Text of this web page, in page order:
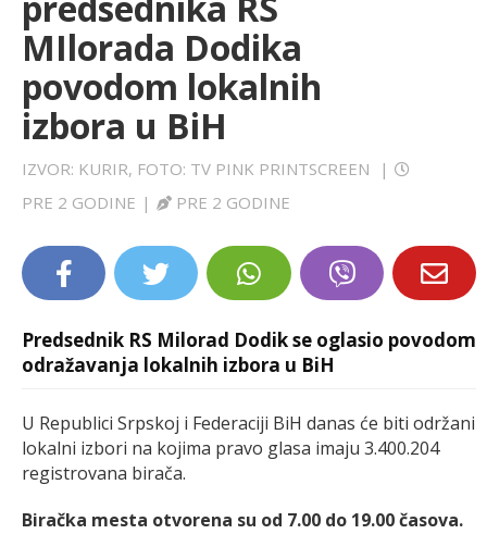
LIFESTYLE
EXTRA
MIlorada Dodika
povodom lokalnih
izbora u BiH
IZVOR: KURIR, FOTO: TV PINK PRINTSCREEN
|
PRE 2 GODINE | PRE 2 GODINE
Predsednik RS Milorad Dodik se oglasio povodom
odražavanja lokalnih izbora u BiH
U Republici Srpskoj i Federaciji BiH danas će biti održani
lokalni izbori na kojima pravo glasa imaju 3.400.204
registrovana birača.
Biračka mesta otvorena su od 7.00 do 19.00 časova.